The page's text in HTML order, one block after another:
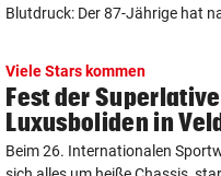
Blutdruck: Der 87-Jährige hat
Viele Stars kommen
Fest der
Luxusboliden in
Beim 26. Internationalen